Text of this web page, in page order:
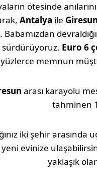
ötesinde
Antalya ile Giresun
Euro 6
memnun
arası karayolu
tahminen
iki şehir arasında
evinize
yaklaşık